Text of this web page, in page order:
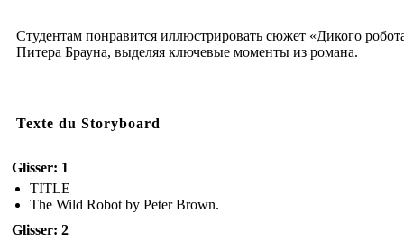
Студентам понравится иллюстрировать сюжет «Дикого
Питера Брауна, выделяя ключевые моменты из романа.
Texte du Storyboard
Glisser: 1
TITLE
The Wild Robot by Peter Brown.
Glisser: 2